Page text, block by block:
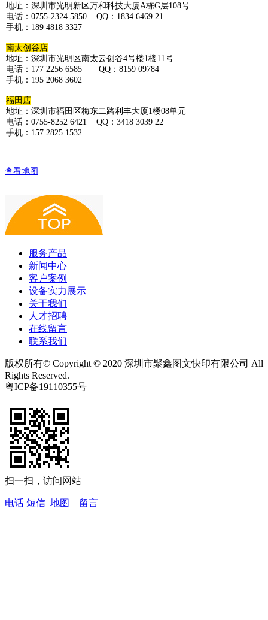
地址：深圳市光明新区万和科技大厦A栋G层108号
电话：0755-2324 5850 QQ：1834 6469 21
手机：189 4818 3327
南太创谷店
地址：深圳市光明区南太云创谷4号楼1楼11号
电话：177 2256 6585 QQ：8159 09784
手机：195 2068 3602
福田店
地址：深圳市福田区梅东二路利丰大厦1楼08单元
电话：0755-8252 6421 QQ：3418 3039 22
手机：157 2825 1532
查看地图
服务产品
新闻中心
客户案例
设备实力展示
关于我们
人才招聘
在线留言
联系我们
版权所有© Copyright © 2020 深圳市聚鑫图文快印有限公司 All
Rights Reserved.
粤ICP备19110355号
扫一扫，访问网站
电话 短信 地图 留言